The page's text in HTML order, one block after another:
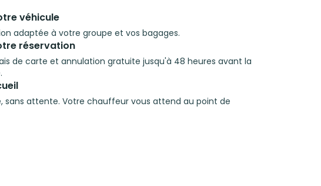
véhicule
adaptée à votre groupe et vos bagages.
réservation
de carte et annulation gratuite jusqu'à 48 heures avant la
sans attente. Votre chauffeur vous attend au point de